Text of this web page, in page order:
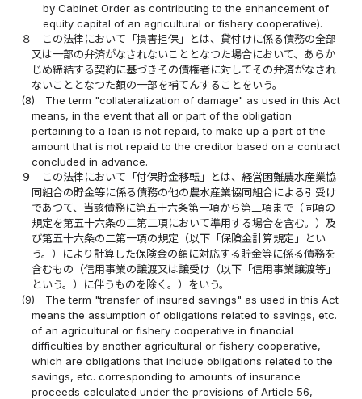
by Cabinet Order as contributing to the enhancement of
equity capital of an agricultural or fishery cooperative).
８
この法律において「損害担保」とは、貸付けに係る債務の全部
又は一部の弁済がなされないこととなつた場合において、あらか
じめ締結する契約に基づきその債権者に対してその弁済がなされ
ないこととなつた額の一部を補てんすることをいう。
(8)
The term "collateralization of damage" as used in this Act
means, in the event that all or part of the obligation
pertaining to a loan is not repaid, to make up a part of the
amount that is not repaid to the creditor based on a contract
concluded in advance.
９
この法律において「付保貯金移転」とは、経営困難農水産業協
同組合の貯金等に係る債務の他の農水産業協同組合による引受け
であつて、当該債務に第五十六条第一項から第三項まで（同項の
規定を第五十六条の二第二項において準用する場合を含む。）及
び第五十六条の二第一項の規定（以下「保険金計算規定」とい
う。）により計算した保険金の額に対応する貯金等に係る債務を
含むもの（信用事業の譲渡又は譲受け（以下「信用事業譲渡等」
という。）に伴うものを除く。）をいう。
(9)
The term "transfer of insured savings" as used in this Act
means the assumption of obligations related to savings, etc.
of an agricultural or fishery cooperative in financial
difficulties by another agricultural or fishery cooperative,
which are obligations that include obligations related to the
savings, etc. corresponding to amounts of insurance
proceeds calculated under the provisions of Article 56,